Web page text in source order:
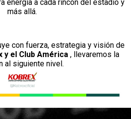
energía a cada rincón del estadio y
más allá.
con fuerza, estrategia y visión de
y el Club América, llevaremos la
al siguiente nivel.